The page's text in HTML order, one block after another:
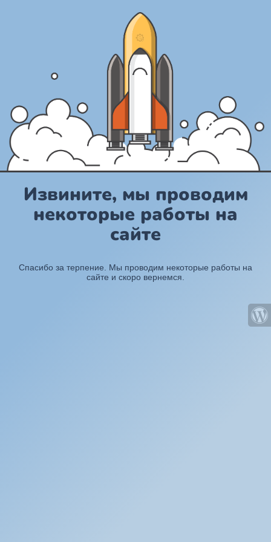
Извините, мы проводим
некоторые работы на
сайте
Спасибо за терпение. Мы проводим некоторые работы на
сайте и скоро вернемся.